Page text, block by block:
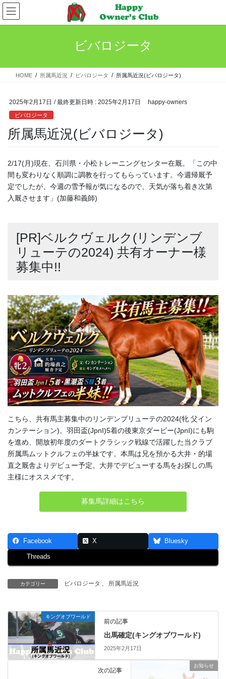
コ
ン
テ
ス
ナ
ビ
ゲ
ン
ビバロジータ
HOME 所属馬近況 ビバロジータ 所属馬近況(ビバロジータ)
2025年2月17日 / 最終更新日時 : 2025年2月17日 happy-owners
ビバロジータ
所属馬近況(ビバロジータ)
2/17(月)現在、石川県・小松トレーニングセンター在厩。「この中
間も変わりなく順調に調教を行ってもらっています。今週帰厩予
定でしたが、今週の雪予報が気になるので、天気が落ち着き次第
入厩させます」(加藤和義師)
[PR]ベルクヴェルク(リンデンブ
リューテの2024) 共有オーナー様
募集中!!
こちら、共有馬主募集中のリンデンブリューテの2024(牝 父イン
カンテーション)。羽田盃(JpnI)5着の後東京ダービー(JpnI)にも駒
を進め、開放初年度のダートクラシック戦線で活躍した当クラブ
所属馬ムットクルフェの半妹です。本馬は兄を預かる大井・的場
直之厩舎よりデビュー予定。大井でデビューする馬をお探しの馬
主様にオススメです。
募集馬詳細はこちら
Facebook X Bluesky
Threads
カテゴリー ビバロジータ 所属馬近況
キングオブワールド
前の記事
出馬確定(キングオブワールド)
2025年2月17日
お知らせ
次の記事